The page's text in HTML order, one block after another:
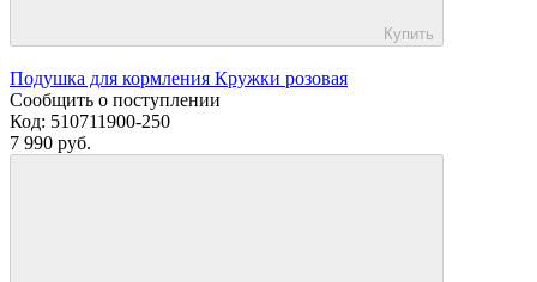
Купить
Подушка для кормления Кружки розовая
Сообщить о поступлении
Код: 510711900-250
7 990 руб.